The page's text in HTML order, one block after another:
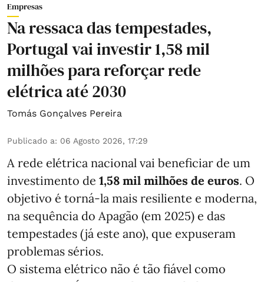
Empresas
Na ressaca das tempestades,
Portugal vai investir 1,58 mil
milhões para reforçar rede
elétrica até 2030
Tomás Gonçalves Pereira
Publicado a: 06 Agosto 2026, 17:29
A rede elétrica nacional vai beneficiar de um
investimento de 1,58 mil milhões de euros. O
objetivo é torná-la mais resiliente e moderna,
na sequência do Apagão (em 2025) e das
tempestades (já este ano), que expuseram
problemas sérios.
O sistema elétrico não é tão fiável como